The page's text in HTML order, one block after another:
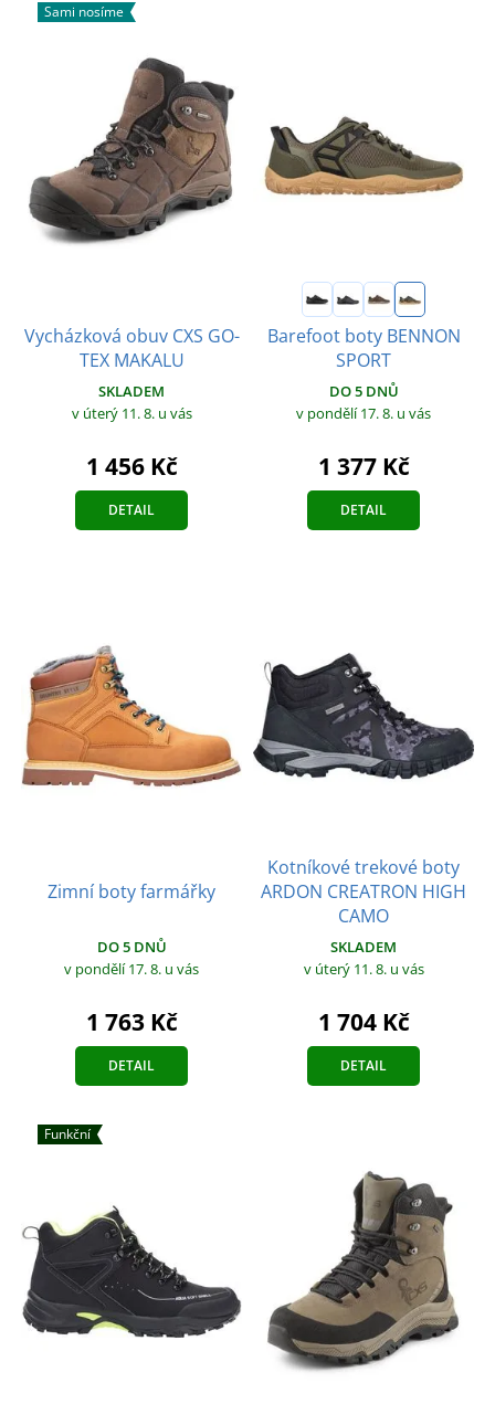
Sami nosíme
Vycházková obuv CXS GO-
TEX MAKALU
SKLADEM
v úterý 11. 8. u vás
1 456 Kč
DETAIL
Barefoot boty BENNON
SPORT
DO 5 DNŮ
v pondělí 17. 8. u vás
1 377 Kč
DETAIL
Zimní boty farmářky
DO 5 DNŮ
v pondělí 17. 8. u vás
1 763 Kč
DETAIL
Kotníkové trekové boty
ARDON CREATRON HIGH
CAMO
SKLADEM
v úterý 11. 8. u vás
1 704 Kč
DETAIL
Funkční